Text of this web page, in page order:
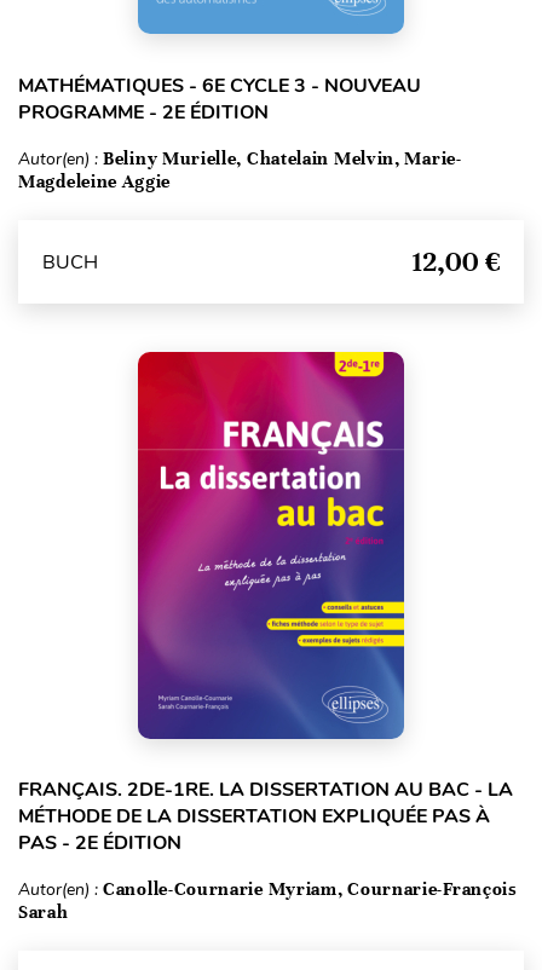
MATHÉMATIQUES - 6E CYCLE 3 - NOUVEAU
PROGRAMME - 2E ÉDITION
Autor(en) : Beliny Murielle, Chatelain Melvin, Marie-
Magdeleine Aggie
BUCH 12,00 €
FRANÇAIS. 2DE-1RE. LA DISSERTATION AU BAC - LA
MÉTHODE DE LA DISSERTATION EXPLIQUÉE PAS À
PAS - 2E ÉDITION
Autor(en) : Canolle-Cournarie Myriam, Cournarie-François
Sarah